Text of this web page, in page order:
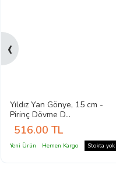
Yıldız Yan Gönye, 15 cm -
Pirinç Dövme D...
516.00 TL
Yeni Ürün Hemen Kargo Stokta yok
‹